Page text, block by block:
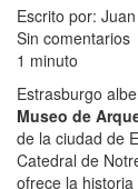
Escrito por:
Sin comentarios
1 minuto
Estrasburgo
Museo de
de la ciudad de
Catedral de
ofrece la